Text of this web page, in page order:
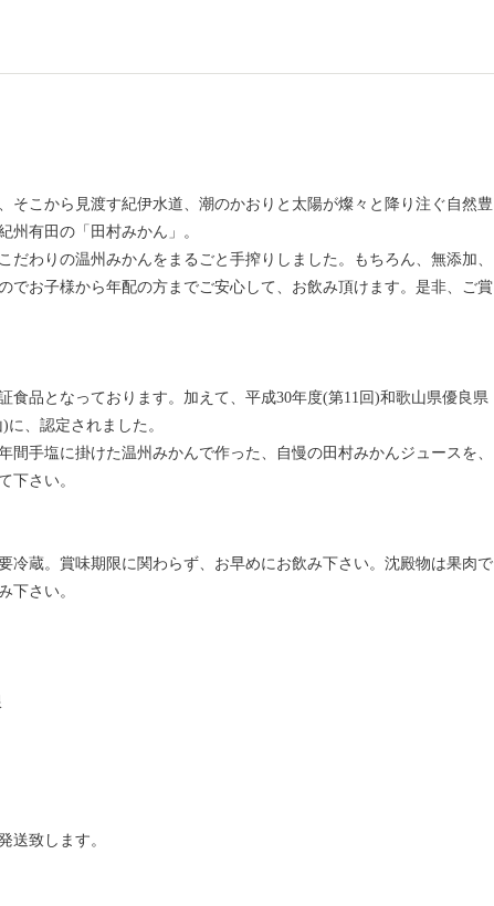
そこから見渡す紀伊水道、潮のかおりと太陽が燦々と降り注ぐ自然豊
州有田の「田村みかん」。
だわりの温州みかんをまるごと手搾りしました。もちろん、無添加、
でお子様から年配の方までご安心して、お飲み頂けます。是非、ご賞
食品となっております。加えて、平成30年度(第11回)和歌山県優良県
、認定されました。
間手塩に掛けた温州みかんで作った、自慢の田村みかんジュースを、
下さい。
冷蔵。賞味期限に関わらず、お早めにお飲み下さい。沈殿物は果肉で
下さい。
送致します。